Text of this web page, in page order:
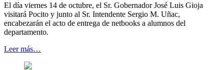
El día viernes 14 de octubre, el Sr. Gobernador José Luis Gioja
visitará Pocito y junto al Sr. Intendente Sergio M. Uñac,
encabezarán el acto de entrega de netbooks a alumnos del
departamento.
Leer más…